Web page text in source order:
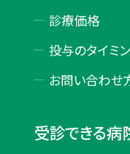
診療価格
投与のタイミ
お問い合わせ
受診できる病